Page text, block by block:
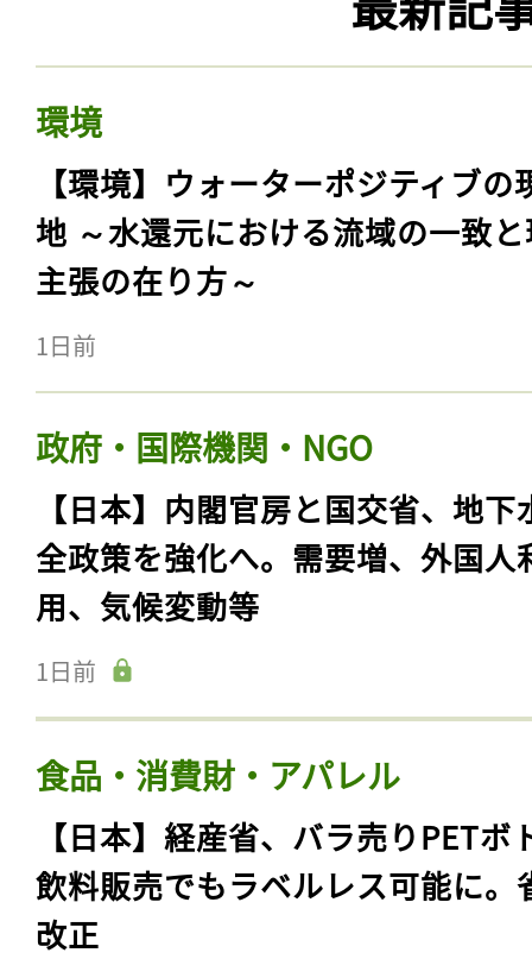
環境
【環境】ウォーターポジティブの
地 ～水還元における流域の一致
主張の在り方～
1日前
政府・国際機関・NGO
【日本】内閣官房と国交省、地下
全政策を強化へ。需要増、外国人
用、気候変動等
1日前
食品・消費財・アパレル
【日本】経産省、バラ売りPETボ
飲料販売でもラベルレス可能に。
改正